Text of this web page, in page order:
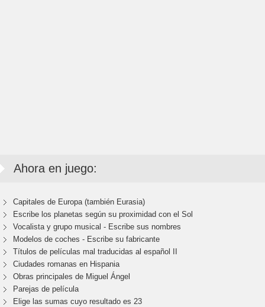
Ahora en juego:
Capitales de Europa (también Eurasia)
Escribe los planetas según su proximidad con el Sol
Vocalista y grupo musical - Escribe sus nombres
Modelos de coches - Escribe su fabricante
Títulos de películas mal traducidas al español II
Ciudades romanas en Hispania
Obras principales de Miguel Ángel
Parejas de película
Elige las sumas cuyo resultado es 23